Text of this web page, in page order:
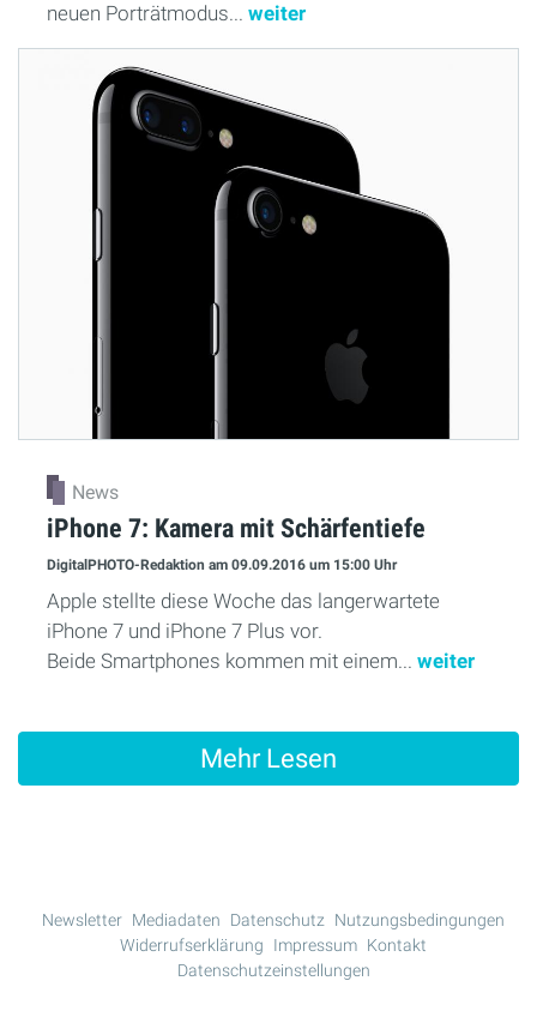
neuen Porträtmodus... weiter
News
iPhone 7: Kamera mit Schärfentiefe
DigitalPHOTO-Redaktion am 09.09.2016 um 15:00 Uhr
Apple stellte diese Woche das langerwartete
iPhone 7 und iPhone 7 Plus vor.
Beide Smartphones kommen mit einem... weiter
Mehr Lesen
Newsletter Mediadaten Datenschutz Nutzungsbedingungen
Widerrufserklärung
Impressum Kontakt
Datenschutzeinstellungen